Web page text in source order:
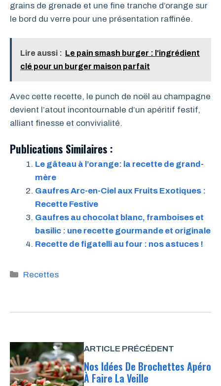
grains de grenade et une fine tranche d’orange sur
le bord du verre pour une présentation raffinée.
Lire aussi : Le pain smash burger : l'ingrédient
clé pour un burger maison parfait
Avec cette recette, le punch de noël au champagne
devient l’atout incontournable d’un apéritif festif,
alliant finesse et convivialité.
Publications Similaires :
Le gâteau à l’orange: la recette de grand-
mère
Gaufres Arc-en-Ciel aux Fruits Exotiques :
Recette Festive
Gaufres au chocolat blanc, framboises et
basilic : une recette gourmande et originale
Recette de figatelli au four : nos astuces !
Catégories
Recettes
ARTICLE PRÉCÉDENT
Nos Idées De Brochettes Apéro
À Faire La Veille